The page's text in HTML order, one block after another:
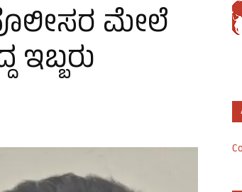
ಮೇಲೆ
ಇಬ್ಬರು